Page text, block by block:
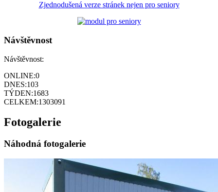
Zjednodušená verze stránek nejen pro seniory
Návštěvnost
Návštěvnost:
ONLINE:0
DNES:103
TÝDEN:1683
CELKEM:1303091
Fotogalerie
Náhodná fotogalerie